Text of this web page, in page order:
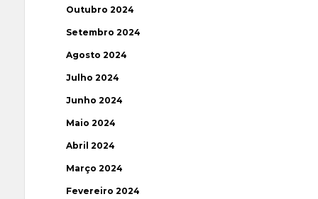
Outubro 2024
Setembro 2024
Agosto 2024
Julho 2024
Junho 2024
Maio 2024
Abril 2024
Março 2024
Fevereiro 2024